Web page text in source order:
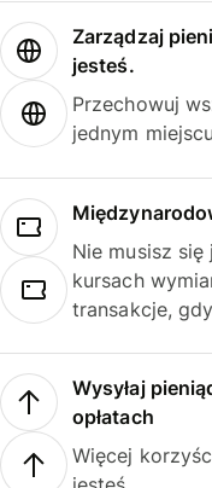
Zarządzaj
jesteś.
Przechowuj
jednym
Nie musisz
kursach
transakcje,
Wysyłaj
opłatach
Więcej